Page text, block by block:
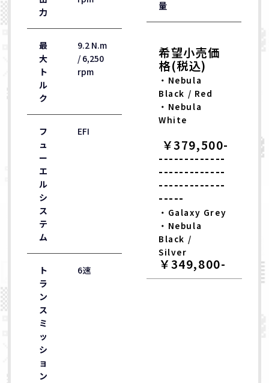
力
最
大
ト
ル
ク
9.2 N.m
/ 6,250
rpm
フ
ュ
ー
エ
ル
シ
ス
テ
ム
EFI
ト
ラ
ン
ス
ミ
ッ
シ
ョ
ン
6速
量
希望小売価
格(税込)
・Nebula
Black / Red
・Nebula
White
￥379,500-
-------------
-------------
-------------
-----
・Galaxy Grey
・Nebula
Black /
Silver
￥349,800-